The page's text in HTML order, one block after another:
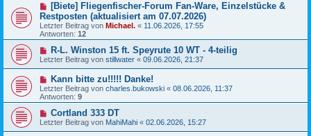
[Biete] Fliegenfischer-Forum Fan-Ware, Einzelstücke &
Restposten (aktualisiert am 07.07.2026)
Letzter Beitrag von Michael. « 11.06.2026, 17:55
Antworten: 12
R-L. Winston 15 ft. Speyrute 10 WT - 4-teilig
Letzter Beitrag von stillwater « 09.06.2026, 21:37
Kann bitte zu!!!!! Danke!
Letzter Beitrag von charles.bukowski « 08.06.2026, 11:37
Antworten: 9
Cortland 333 DT
Letzter Beitrag von MahiMahi « 02.06.2026, 15:27